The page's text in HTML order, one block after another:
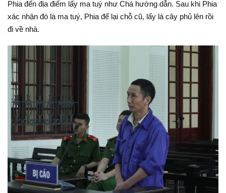
Phia đến địa điểm lấy ma tuý như Chá hướng dẫn. Sau khi Phia
xác nhận đó là ma tuý, Phia để lại chỗ cũ, lấy lá cây phủ lên rồi
đi về nhà.